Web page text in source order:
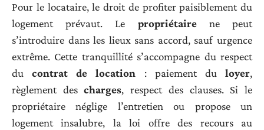
Pour le locataire, le droit de profiter paisiblement du
logement prévaut. Le propriétairene peut
s’introduire dans les lieux sans accord, sauf urgence
extrême. Cette tranquillité s’accompagne du respect
ducontrat de location : paiement duloyer,
règlement descharges, respect des clauses. Si le
propriétaire néglige l’entretien ou propose un
logement insalubre, la loi offre des recours au